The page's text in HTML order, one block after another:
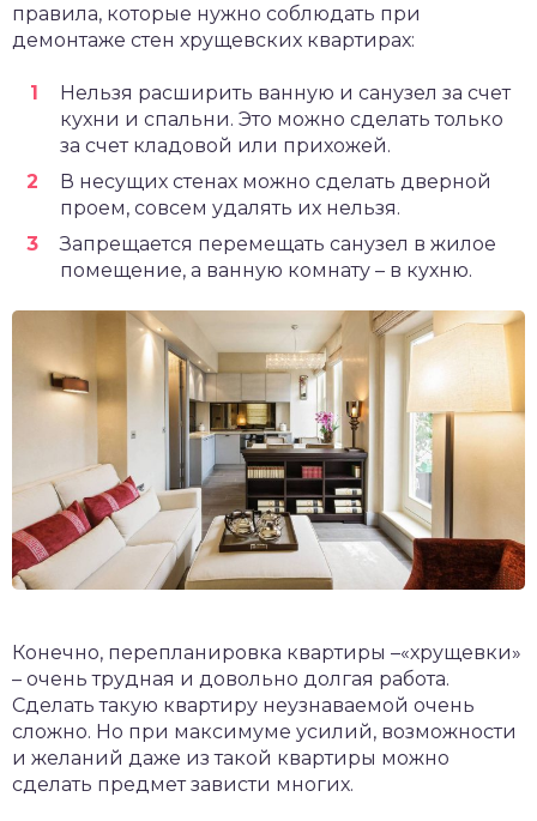
правила, которые нужно соблюдать при
демонтаже стен хрущевских квартирах:
Нельзя расширить ванную и санузел за счет
кухни и спальни. Это можно сделать только
за счет кладовой или прихожей.
В несущих стенах можно сделать дверной
проем, совсем удалять их нельзя.
Запрещается перемещать санузел в жилое
помещение, а ванную комнату – в кухню.
Конечно, перепланировка квартиры –«хрущевки»
– очень трудная и довольно долгая работа.
Сделать такую квартиру неузнаваемой очень
сложно. Но при максимуме усилий, возможности
и желаний даже из такой квартиры можно
сделать предмет зависти многих.